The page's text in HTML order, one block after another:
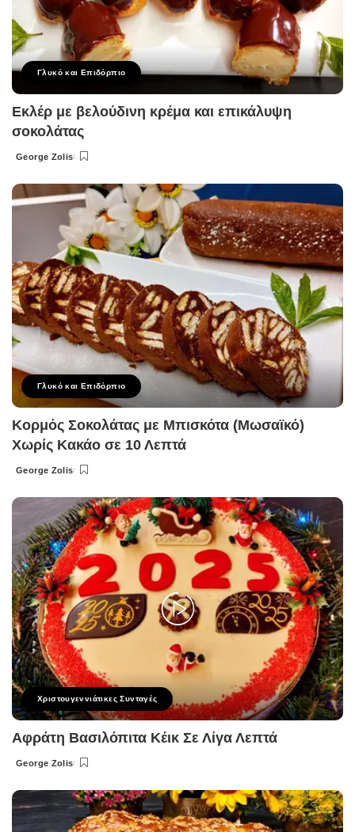
Γλυκό και Επιδόρπιο
Εκλέρ με βελούδινη κρέμα και επικάλυψη
σοκολάτας
Posted
George Zolis
Γλυκό και Επιδόρπιο
Κορμός Σοκολάτας με Μπισκότα (Μωσαϊκό)
Χωρίς Κακάο σε 10 Λεπτά
Posted
George Zolis
Χριστουγεννιάτικες Συνταγές
Αφράτη Βασιλόπιτα Κέικ Σε Λίγα Λεπτά
Posted
George Zolis